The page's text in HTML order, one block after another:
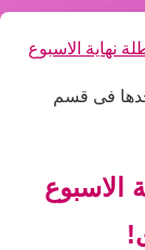
نهاية الاسبوع
فى قسم
الاسبوع